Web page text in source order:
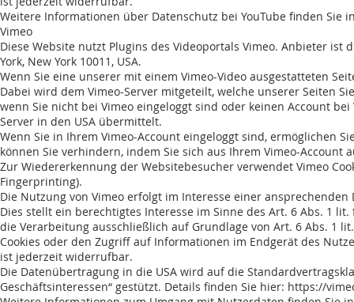
Weitere Informationen über Datenschutz bei YouTube finden
Vimeo
Diese Website nutzt Plugins des Videoportals Vimeo. Anbieter ist
York, New York 10011, USA.
Wenn Sie eine unserer mit einem Vimeo-Video ausgestatteten
Dabei wird dem Vimeo-Server mitgeteilt, welche unserer Seiten
wenn Sie nicht bei Vimeo eingeloggt sind oder keinen Account
Server in den USA übermittelt.
Wenn Sie in Ihrem Vimeo-Account eingeloggt sind, ermöglichen
können Sie verhindern, indem Sie sich aus Ihrem Vimeo-Account
Zur Wiedererkennung der Websitebesucher verwendet Vimeo
Fingerprinting).
Die Nutzung von Vimeo erfolgt im Interesse einer
Dies stellt ein berechtigtes Interesse im Sinne des Art. 6 Abs. 1
die Verarbeitung ausschließlich auf Grundlage von Art. 6 Abs. 1
Cookies oder den Zugriff auf Informationen im Endgerät des
ist jederzeit widerrufbar.
Die Datenübertragung in die USA wird auf die
Geschäftsinteressen“ gestützt. Details finden Sie hier: https://